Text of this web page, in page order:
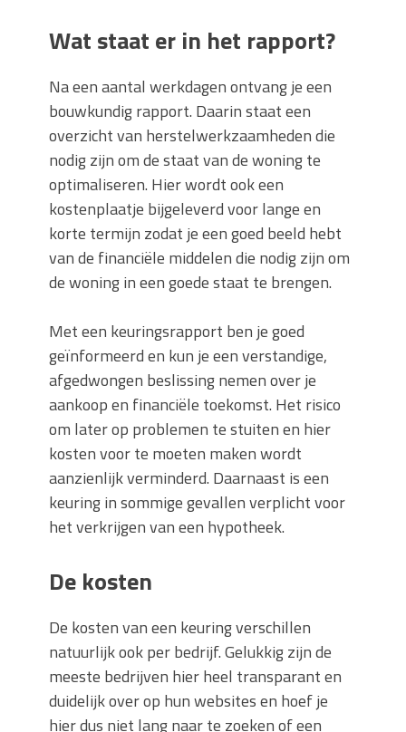
Wat staat er in het rapport?
Na een aantal werkdagen ontvang je een
bouwkundig rapport. Daarin staat een
overzicht van herstelwerkzaamheden die
nodig zijn om de staat van de woning te
optimaliseren. Hier wordt ook een
kostenplaatje bijgeleverd voor lange en
korte termijn zodat je een goed beeld hebt
van de financiële middelen die nodig zijn om
de woning in een goede staat te brengen.
Met een keuringsrapport ben je goed
geïnformeerd en kun je een verstandige,
afgedwongen beslissing nemen over je
aankoop en financiële toekomst. Het risico
om later op problemen te stuiten en hier
kosten voor te moeten maken wordt
aanzienlijk verminderd. Daarnaast is een
keuring in sommige gevallen verplicht voor
het verkrijgen van een hypotheek.
De kosten
De kosten van een keuring verschillen
natuurlijk ook per bedrijf. Gelukkig zijn de
meeste bedrijven hier heel transparant en
duidelijk over op hun websites en hoef je
hier dus niet lang naar te zoeken of een